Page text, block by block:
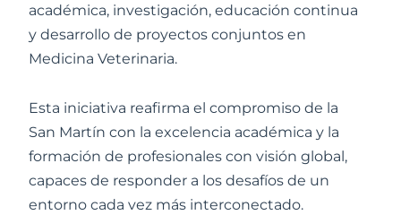
académica, investigación, educación continua
y desarrollo de proyectos conjuntos en
Medicina Veterinaria.
Esta iniciativa reafirma el compromiso de la
San Martín con la excelencia académica y la
formación de profesionales con visión global,
capaces de responder a los desafíos de un
entorno cada vez más interconectado.